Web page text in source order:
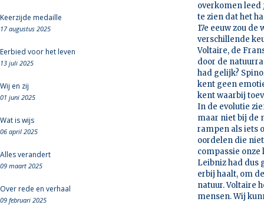
Keerzijde medaille
17 augustus 2025
Eerbied voor het leven
13 juli 2025
Wij en zij
01 juni 2025
Wat is wijs
06 april 2025
Alles verandert
09 maart 2025
Over rede en verhaal
09 februari 2025
overkomen leed
te zien dat het
17e eeuw zou
verschillende
Voltaire, de
door de
had gelijk?
kent geen
kent waarbij
In de evolutie
maar niet bij de
rampen als iets
oordelen die
compassie
Leibniz had dus
erbij haalt, om
natuur. Voltaire
mensen. Wij